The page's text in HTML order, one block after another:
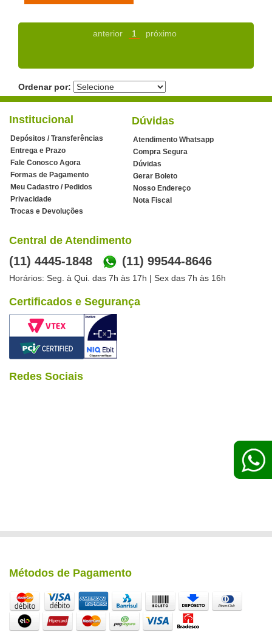
anterior 1 próximo
Ordenar por:
Institucional
Depósitos / Transferências
Entrega e Prazo
Fale Conosco Agora
Formas de Pagamento
Meu Cadastro / Pedidos
Privacidade
Trocas e Devoluções
Dúvidas
Atendimento Whatsapp
Compra Segura
Dúvidas
Gerar Boleto
Nosso Endereço
Nota Fiscal
Central de Atendimento
(11) 4445-1848 (11) 99544-8646
Horários: Seg. à Qui. das 7h às 17h | Sex das 7h às 16h
Certificados e Segurança
Redes Sociais
Métodos de Pagamento